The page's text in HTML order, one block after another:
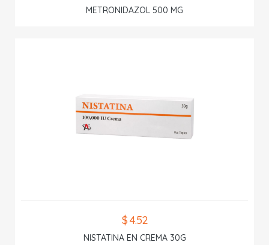
METRONIDAZOL 500 MG
$ 4.52
NISTATINA EN CREMA 30G